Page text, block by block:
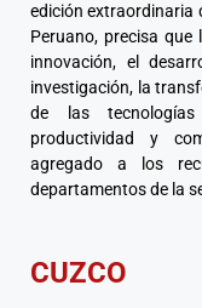
edición extraordinaria
Peruano, precisa
innovación, el
investigación, la
de las tecnologías
productividad y
agregado a los
departamentos de la
CUZCO